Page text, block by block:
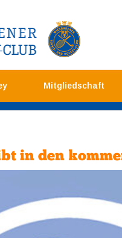
Mitgliedschaft
in den